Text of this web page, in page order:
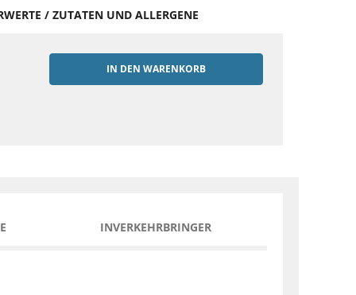
/ ZUTATEN UND ALLERGENE
IN DEN WARENKORB
INVERKEHRBRINGER